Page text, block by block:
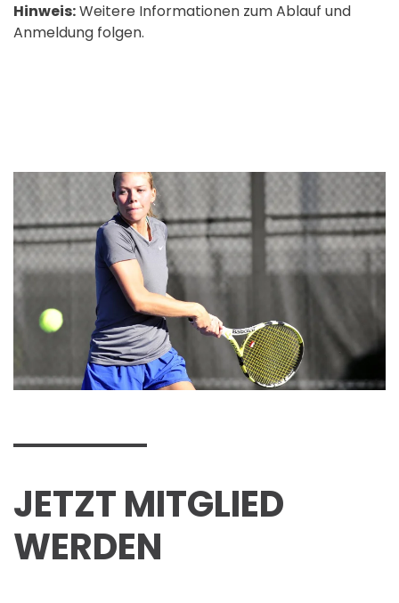
Hinweis:Weitere Informationen zum Ablauf und
Anmeldung folgen.
JETZT MITGLIED
WERDEN